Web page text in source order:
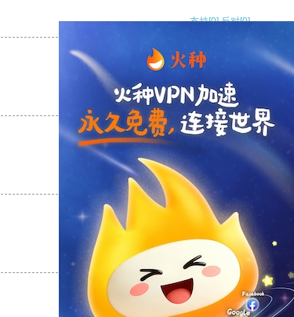
支持[0] 反对[0]
支持[0] 反对
支持
支持 反对 [0]